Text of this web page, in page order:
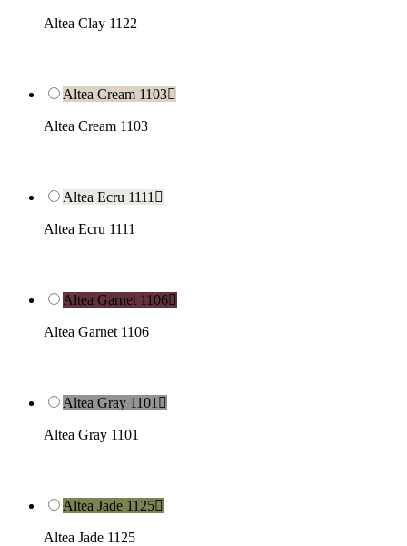
Altea Clay 1122
Altea Cream 1103
Altea Cream 1103
Altea Ecru 1111 
Altea Ecru 1111
Altea Garnet 1106
Altea Garnet 1106
Altea Gray 1101 
Altea Gray 1101
Altea Jade 1125
Altea Jade 1125